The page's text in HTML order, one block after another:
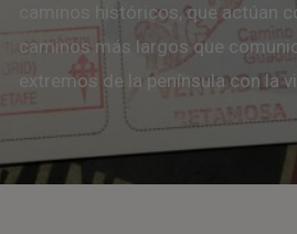
caminos históricos, que actúan
caminos más largos que
extremos de la península con la